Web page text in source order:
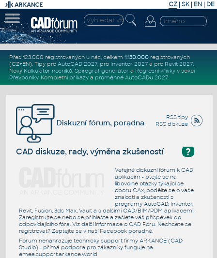
CZ | SK| EN | DE
Přes 123.000 registrovaných u nás, celkem 1.130.000registrovaných
(CZ+EN). Tipy pro AutoCAD 2027, pro Inventor 2027a pro Revit 2027.
Nový Kalkulátor nosníků, Spirograf generátor a Regresní křivkyv sekci
Převodníky. Kompletní příkazya proměnné AutoCADu 2027.
RSS tipy
RSS diskuze
Diskuzní fórum, poradna
?
CAD diskuze, rady, výměna zkušeností
Veřejné diskuzní fórum k CAD
aplikacím - ptejte se na
libovolné otázky týkající se
oboru CAx, podělte se o vaše
znalosti a zkušenosti s
programy AutoCAD, Inventor,
Revit, Fusion, 3ds Max, Vault a s dalšími CAD/BIM/PDM aplikacemi.
Zaregistrujte se nebo se přihlašte a zašlete váš příspěvek do
odpovídajícího fóra. Viz další informace o CAD Fóru. Nechcete se
registrovat? Zeptejte se v naší Facebook poradně.
Fórum nenahrazuje technický support firmy ARKANCE (CAD
Studio) - přímá podpora pro zákazníky funguje na
emea.support.arkance.world